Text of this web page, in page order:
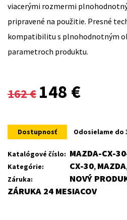
viacerými rozmermi
pripravené na použitie. Presné
kompatibilitu s plnohodnotným
parametroch produktu.
162€
Original
was:
162 €.
148 €
is:
148 €.
Dostupnosť Odosielame do
Katalógové číslo: MAZDA-CX-
Kategórie: CX-30, MAZDA
Záruka:
NOVÝ
ZÁRUKA 24 MESIACOV